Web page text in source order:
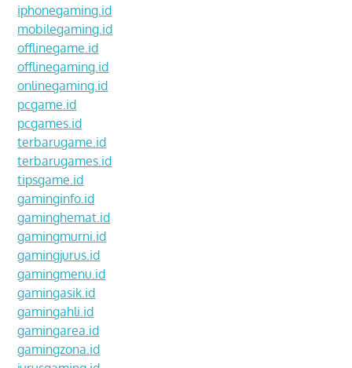
iphonegaming.id
mobilegaming.id
offlinegame.id
offlinegaming.id
onlinegaming.id
pcgame.id
pcgames.id
terbarugame.id
terbarugames.id
tipsgame.id
gaminginfo.id
gaminghemat.id
gamingmurni.id
gamingjurus.id
gamingmenu.id
gamingasik.id
gamingahli.id
gamingarea.id
gamingzona.id